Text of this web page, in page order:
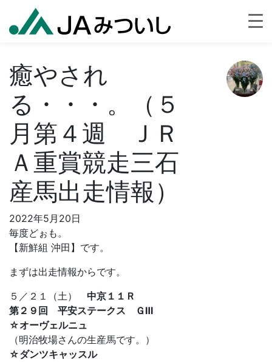
癒やされ
る・・・。（５
月第４週 ＪＲ
Ａ重賞競走三石
産馬出走情報）
2022年5月20日
毎度どぉも。
【新鮮組 沖田】です。
まずは出走情報からです。
５／２１（土） 中京１１Ｒ
第２９回 平安ステークス ＧⅢ
☆オーヴェルニュ
（明治牧場さんの生産馬です。）
☆ダンツキャッスル